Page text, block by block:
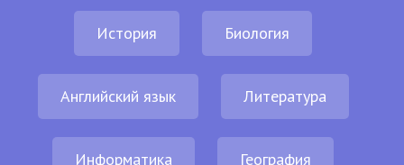
История Биология
Английский язык Литература
Информатика География